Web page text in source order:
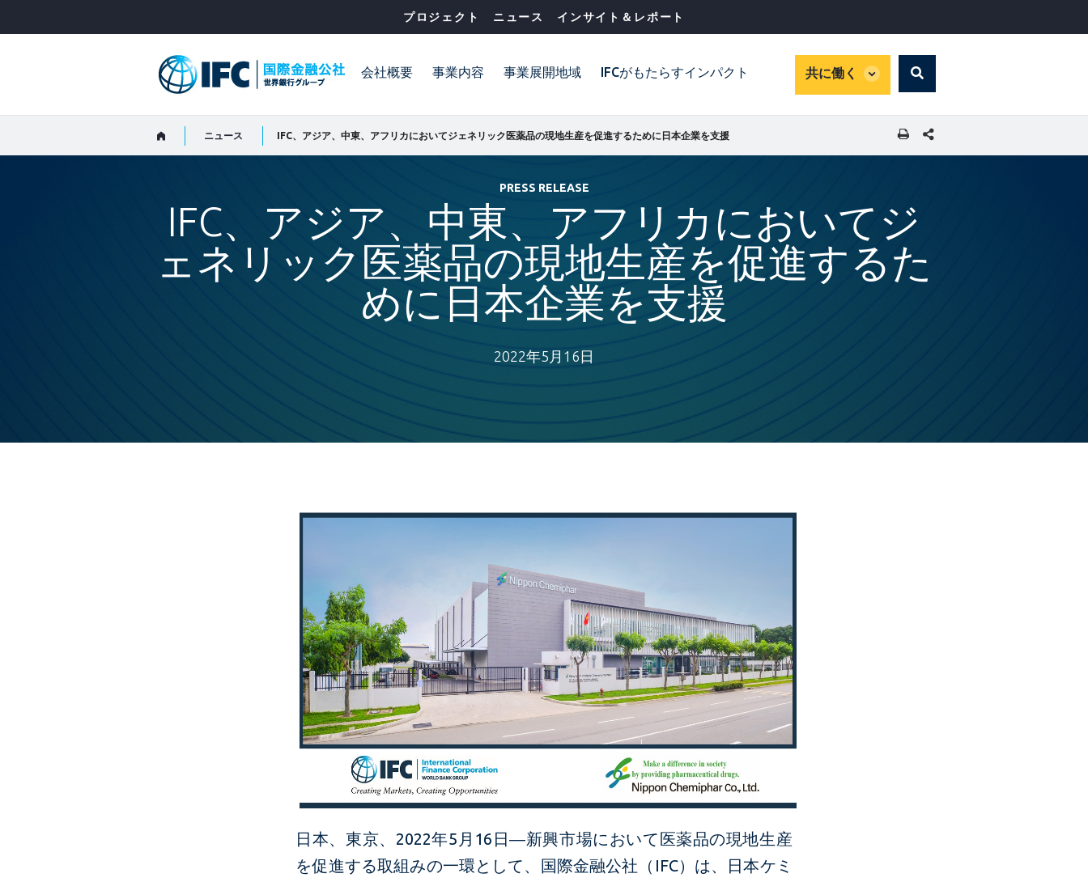
プロジェクト ニュース インサイト＆レポート
会社概要 事業内容 事業展開地域 IFCがもたらすインパクト 共に働く
global
Search
ニュース IFC、アジア、中東、アフリカにおいてジェネリック医薬品の現地生産を促進するために日本企業を支援 SHARE THIS PAGE
PRESS RELEASE
IFC、アジア、中東、アフリカにおいてジ
ェネリック医薬品の現地生産を促進するた
めに日本企業を支援
2022年5月16日
日本、東京、2022年5月16日―新興市場において医薬品の現地生産
を促進する取組みの一環として、国際金融公社（IFC）は、日本ケミ